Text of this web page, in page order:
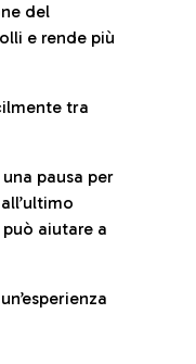
del
e rende più
tra
pausa per
aiutare a